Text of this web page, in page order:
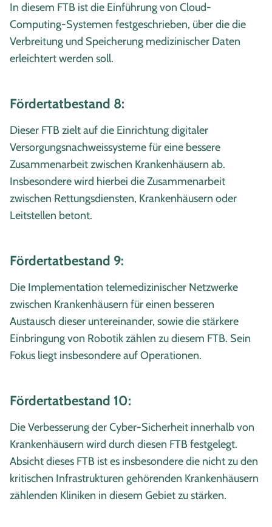
In diesem FTB ist die Einführung von Cloud-
Computing-Systemen festgeschrieben, über die die
Verbreitung und Speicherung medizinischer Daten
erleichtert werden soll.
Fördertatbestand 8:
Dieser FTB zielt auf die Einrichtung digitaler
Versorgungsnachweissysteme für eine bessere
Zusammenarbeit zwischen Krankenhäusern ab.
Insbesondere wird hierbei die Zusammenarbeit
zwischen Rettungsdiensten, Krankenhäusern oder
Leitstellen betont.
Fördertatbestand 9:
Die Implementation telemedizinischer Netzwerke
zwischen Krankenhäusern für einen besseren
Austausch dieser untereinander, sowie die stärkere
Einbringung von Robotik zählen zu diesem FTB. Sein
Fokus liegt insbesondere auf Operationen.
Fördertatbestand 10:
Die Verbesserung der Cyber-Sicherheit innerhalb von
Krankenhäusern wird durch diesen FTB festgelegt.
Absicht dieses FTB ist es insbesondere die nicht zu den
kritischen Infrastrukturen gehörenden Krankenhäusern
zählenden Kliniken in diesem Gebiet zu stärken.